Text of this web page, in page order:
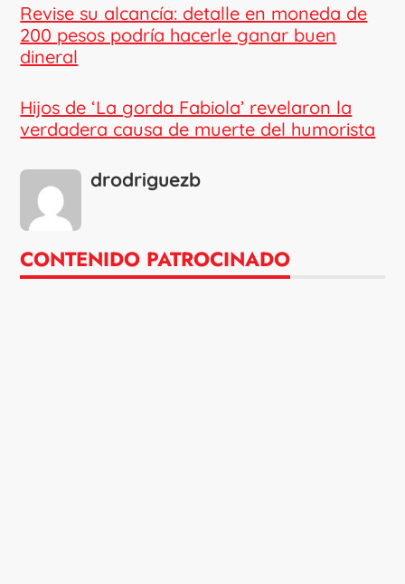
Revise su alcancía: detalle en moneda de
200 pesos podría hacerle ganar buen
dineral
Hijos de ‘La gorda Fabiola’ revelaron la
verdadera causa de muerte del humorista
drodriguezb
CONTENIDO PATROCINADO